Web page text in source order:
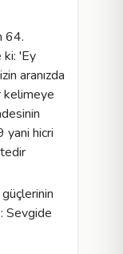
64.
'Ey
aranızda
kelimeye
hicri
Sevgide